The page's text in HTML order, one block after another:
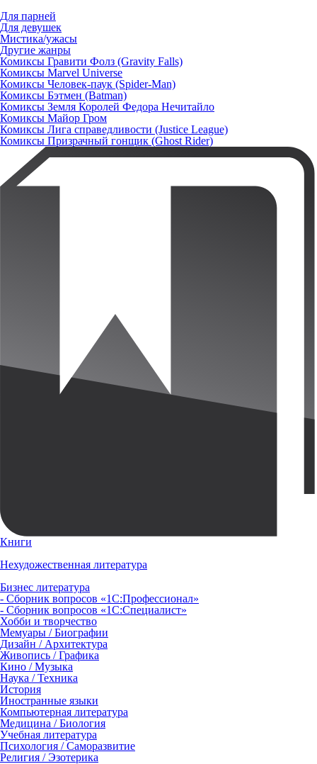
Для парней
Для девушек
Мистика/ужасы
Другие жанры
Комиксы Гравити Фолз (Gravity Falls)
Комиксы Marvel Universe
Комиксы Человек-паук (Spider-Man)
Комиксы Бэтмен (Batman)
Комиксы Земля Королей Федора Нечитайло
Комиксы Майор Гром
Комиксы Лига справедливости (Justice League)
Комиксы Призрачный гонщик (Ghost Rider)
Книги
Нехудожественная литература
Бизнес литература
- Сборник вопросов «1С:Профессионал»
- Сборник вопросов «1С:Специалист»
Хобби и творчество
Мемуары / Биографии
Дизайн / Архитектура
Живопись / Графика
Кино / Музыка
Наука / Техника
История
Иностранные языки
Компьютерная литература
Медицина / Биология
Учебная литература
Психология / Саморазвитие
Религия / Эзотерика